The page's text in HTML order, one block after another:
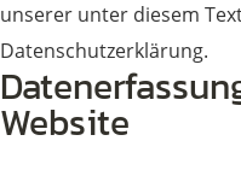
unserer unter diesem
Datenschutzerklärung.
Website